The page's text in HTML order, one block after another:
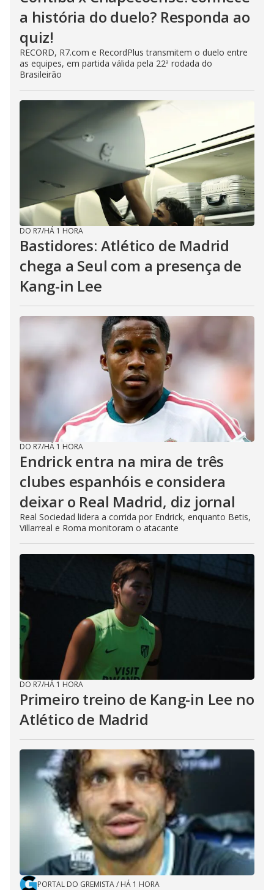
a história do duelo? Responda ao
quiz!
RECORD, R7.com e RecordPlus transmitem o duelo entre
as equipes, em partida válida pela 22ª rodada do
Brasileirão
DO R7/HÁ 1 HORA
Bastidores: Atlético de Madrid
chega a Seul com a presença de
Kang-in Lee
DO R7/HÁ 1 HORA
Endrick entra na mira de três
clubes espanhóis e considera
deixar o Real Madrid, diz jornal
Real Sociedad lidera a corrida por Endrick, enquanto Betis,
Villarreal e Roma monitoram o atacante
DO R7/HÁ 1 HORA
Primeiro treino de Kang-in Lee no
Atlético de Madrid
PORTAL DO GREMISTA/ HÁ 1 HORA